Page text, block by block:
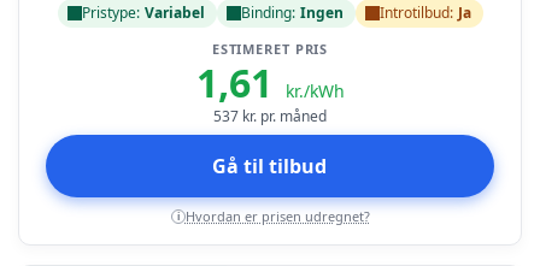
Pristype: Variabel Binding: Ingen Introtilbud: Ja
ESTIMERET PRIS
1,61 kr./kWh
537 kr. pr. måned
Gå til tilbud
i Hvordan er prisen udregnet?